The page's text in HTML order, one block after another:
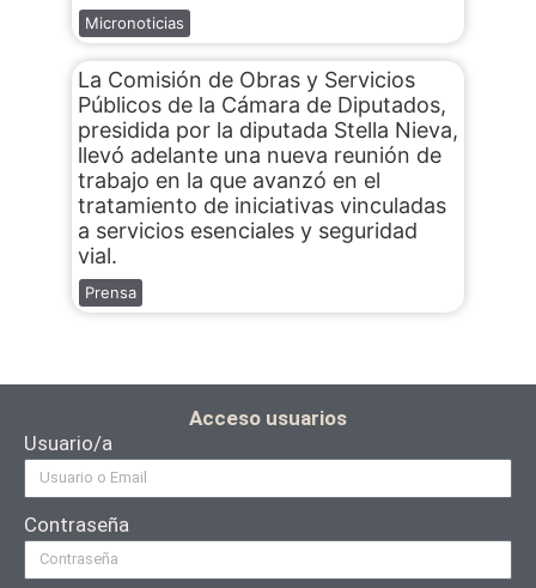
Micronoticias
La Comisión de Obras y Servicios
Públicos de la Cámara de Diputados,
presidida por la diputada Stella Nieva,
llevó adelante una nueva reunión de
trabajo en la que avanzó en el
tratamiento de iniciativas vinculadas
a servicios esenciales y seguridad
vial.
Prensa
Acceso usuarios
Usuario/a
Contraseña